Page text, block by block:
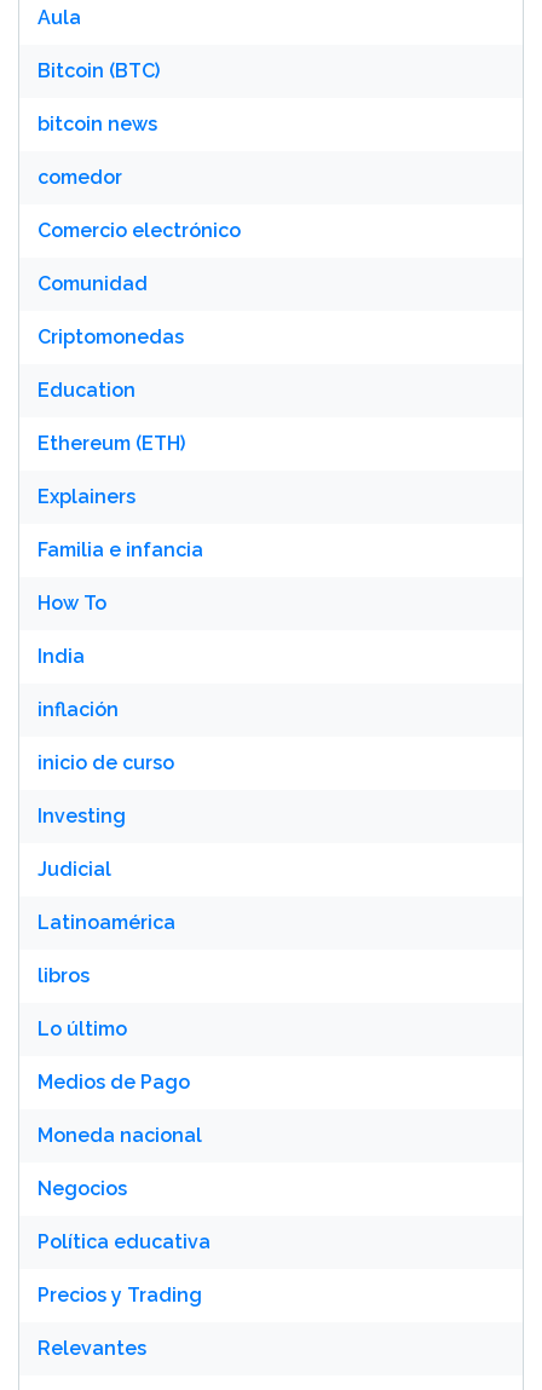
Aula
Bitcoin (BTC)
bitcoin news
comedor
Comercio electrónico
Comunidad
Criptomonedas
Education
Ethereum (ETH)
Explainers
Familia e infancia
How To
India
inflación
inicio de curso
Investing
Judicial
Latinoamérica
libros
Lo último
Medios de Pago
Moneda nacional
Negocios
Política educativa
Precios y Trading
Relevantes